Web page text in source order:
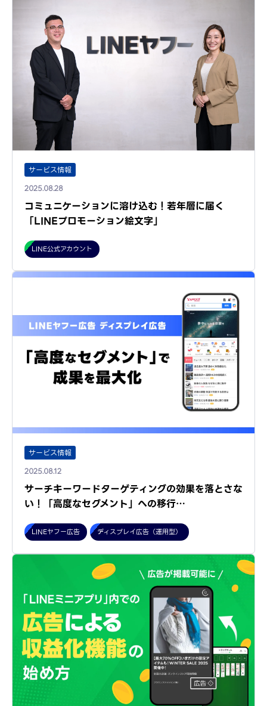
サービス情報
2025.08.28
コミュニケーションに溶け込む！若年層に届く
「LINEプロモーション絵文字」
LINE公式アカウント
サービス情報
2025.08.12
サーチキーワードターゲティングの効果を落とさな
い！「高度なセグメント」への移行…
LINEヤフー広告 ディスプレイ広告（運用型）